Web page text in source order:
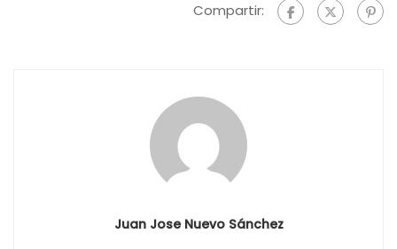
Compartir:
Juan Jose Nuevo Sánchez